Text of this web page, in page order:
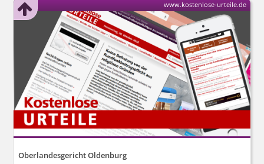
Oberlandesgericht Oldenburg
www.kostenlose-urteile.de